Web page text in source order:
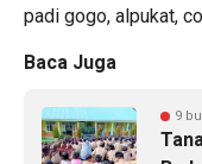
padi gogo, alpukat,
Baca Juga
9